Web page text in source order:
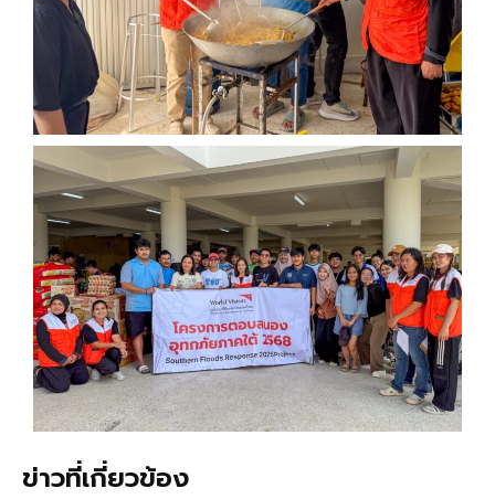
ข่าวที่เกี่ยวข้อง